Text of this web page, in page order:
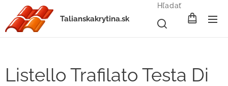
Talianskakrytina.sk
Hľadať
Listello Trafilato Testa Di